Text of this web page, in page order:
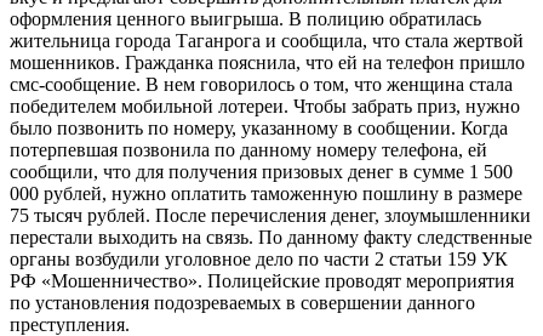
оформления ценного выигрыша. В полицию обратилась
жительница города Таганрога и сообщила, что стала жертвой
мошенников. Гражданка пояснила, что ей на телефон пришло
смс-сообщение. В нем говорилось о том, что женщина стала
победителем мобильной лотереи. Чтобы забрать приз, нужно
было позвонить по номеру, указанному в сообщении. Когда
потерпевшая позвонила по данному номеру телефона, ей
сообщили, что для получения призовых денег в сумме 1 500
000 рублей, нужно оплатить таможенную пошлину в размере
75 тысяч рублей. После перечисления денег, злоумышленники
перестали выходить на связь. По данному факту следственные
органы возбудили уголовное дело по части 2 статьи 159 УК
РФ «Мошенничество». Полицейские проводят мероприятия
по установления подозреваемых в совершении данного
преступления.